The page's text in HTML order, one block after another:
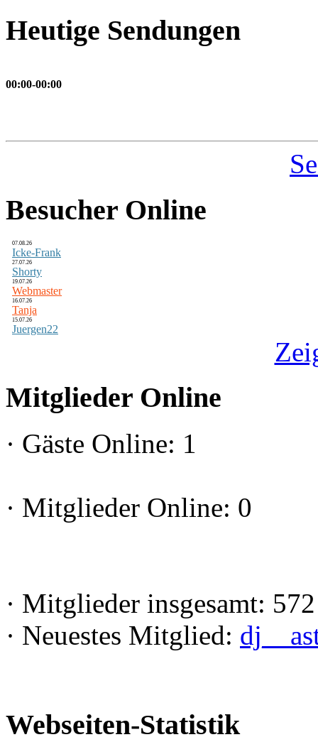
Heutige Sendungen
00:00-00:00
Besucher Online
07.08.26
Icke-Frank
27.07.26
Shorty
19.07.26
Webmaster
16.07.26
Tanja
15.07.26
Juergen22
Mitglieder Online
· Gäste Online: 1
· Mitglieder Online: 0
· Mitglieder insgesamt: 572
· Neuestes Mitglied:
Webseiten-Statistik